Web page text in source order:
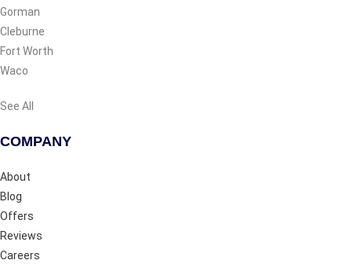
Gorman
Cleburne
Fort Worth
Waco
See All
COMPANY
About
Blog
Offers
Reviews
Careers